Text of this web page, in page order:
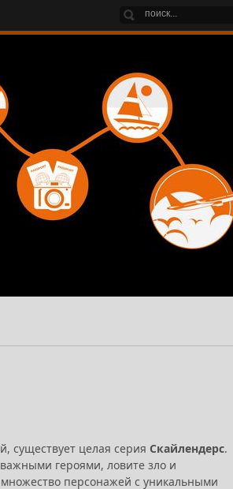
существует целая серия Скайлендерс.
героями, ловите зло и
персонажей с уникальными